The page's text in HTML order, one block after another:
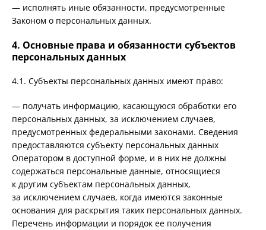
— исполнять иные обязанности, предусмотренные
Законом о персональных данных.
4. Основные права и обязанности субъектов
персональных данных
4.1. Субъекты персональных данных имеют право:
— получать информацию, касающуюся обработки его
персональных данных, за исключением случаев,
предусмотренных федеральными законами. Сведения
предоставляются субъекту персональных данных
Оператором в доступной форме, и в них не должны
содержаться персональные данные, относящиеся
к другим субъектам персональных данных,
за исключением случаев, когда имеются законные
основания для раскрытия таких персональных данных.
Перечень информации и порядок ее получения